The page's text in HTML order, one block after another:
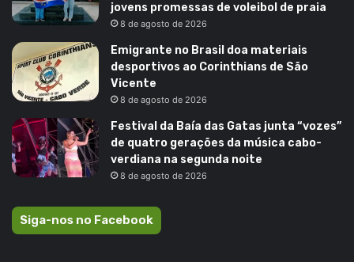
jovens promessas de voleibol de praia
8 de agosto de 2026
Emigrante no Brasil doa materiais
desportivos ao Corinthians de São
Vicente
8 de agosto de 2026
Festival da Baía das Gatas junta “vozes”
de quatro gerações da música cabo-
verdiana na segunda noite
8 de agosto de 2026
Siga-nos no Facebook